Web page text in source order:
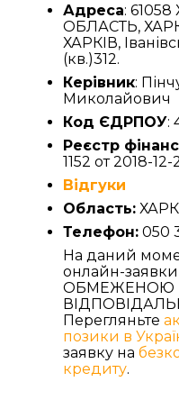
Адреса:
ОБЛАСТЬ,
ХАРКІВ,
(кв.)312.
Керівник:
Миколайович
Код ЄДРПОУ:
Реєстр
1152 от 2018-12-
Відгуки
Область:
Телефон: 050
На даний
онлайн-
ОБМЕЖЕНОЮ
Перегляньте
позики в
заявку на
кредиту.